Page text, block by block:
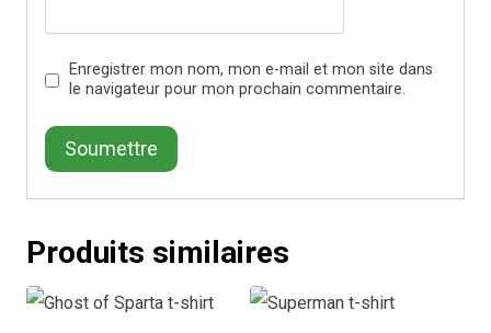
Enregistrer mon nom, mon e-mail et mon site dans
le navigateur pour mon prochain commentaire.
Produits similaires